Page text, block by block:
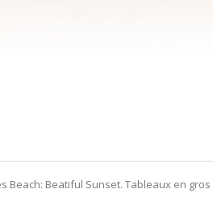
Beach: Beatiful Sunset. Tableaux en